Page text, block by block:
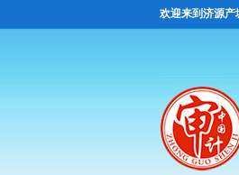
欢迎来到济源产